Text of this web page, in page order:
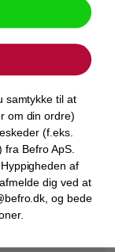
samtykke til at
om din ordre)
(f.eks.
Befro ApS.
af
dig ved at
og bede